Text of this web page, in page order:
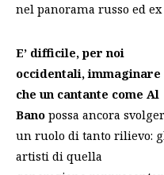
nel panorama russo ed ex
E’ difficile, per noi
occidentali, immaginare
che un cantante come Al
Bano possa ancora
un ruolo di tanto rilievo:
artisti di quella